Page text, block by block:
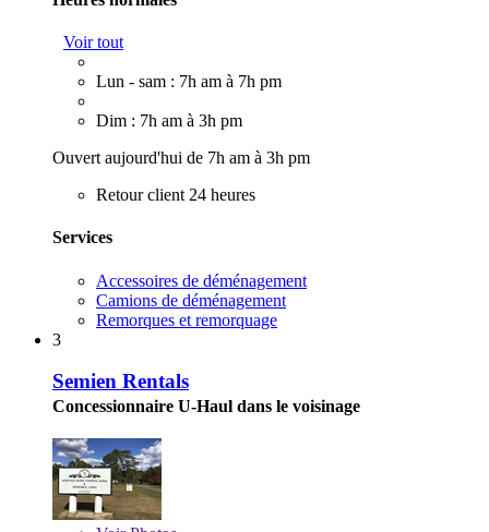
Voir tout
Lun - sam : 7h am à 7h pm
Dim : 7h am à 3h pm
Ouvert aujourd'hui de 7h am à 3h pm
Retour client 24 heures
Services
Accessoires de déménagement
Camions de déménagement
Remorques et remorquage
3
Semien Rentals
Concessionnaire U-Haul dans le voisinage